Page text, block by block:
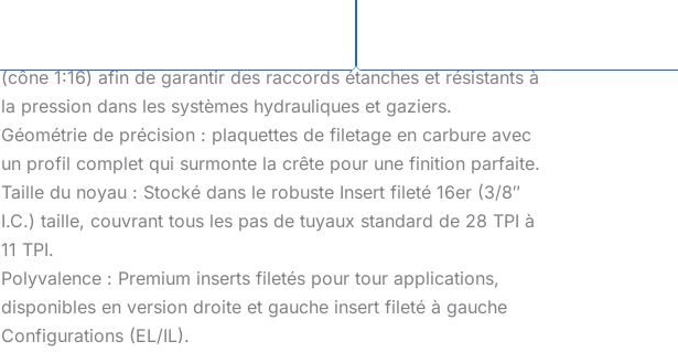
(cône 1:16) afin de garantir des raccords étanches et résistants à
la pression dans les systèmes hydrauliques et gaziers.
Géométrie de précision : plaquettes de filetage en carbure avec
un profil complet qui surmonte la crête pour une finition parfaite.
Taille du noyau : Stocké dans le robuste Insert fileté 16er (3/8″
I.C.) taille, couvrant tous les pas de tuyaux standard de 28 TPI à
11 TPI.
Polyvalence : Premium inserts filetés pour tour applications,
disponibles en version droite et gauche insert fileté à gauche
Configurations (EL/IL).